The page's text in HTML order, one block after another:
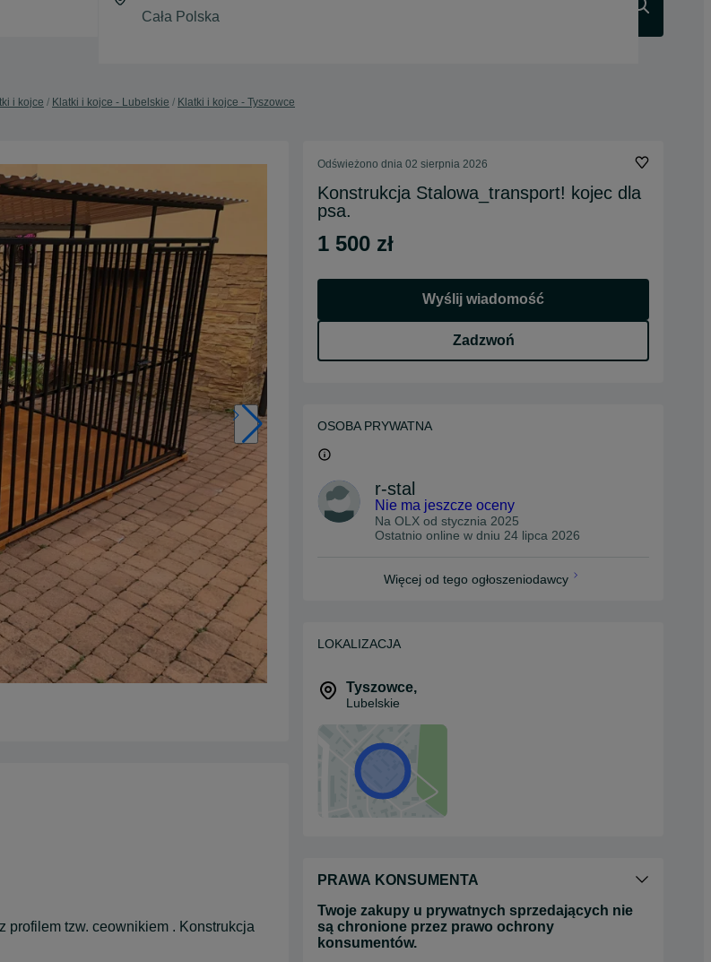
i kojce Klatki i kojce - Lubelskie Klatki i kojce - Tyszowce
profilem tzw. ceownikiem . Konstrukcja
Odświeżono dnia 02 sierpnia 2026
Konstrukcja Stalowa_transport! kojec dla
psa.
1 500 zł
Wyślij wiadomość
Zadzwoń
OSOBA PRYWATNA
r-stal
Nie ma jeszcze oceny
Na OLX od stycznia 2025
Ostatnio online w dniu 24 lipca 2026
Więcej od tego ogłoszeniodawcy
LOKALIZACJA
Tyszowce,
Lubelskie
PRAWA KONSUMENTA
Twoje zakupy u prywatnych sprzedających nie
są chronione przez prawo ochrony
konsumentów.